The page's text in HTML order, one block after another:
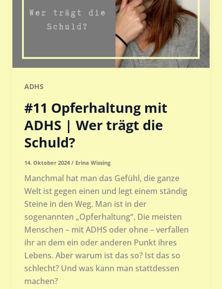
ADHS
#11 Opferhaltung mit
ADHS | Wer trägt die
Schuld?
14. Oktober 2024 / Erina Wissing
Manchmal hat man das Gefühl, die ganze
Welt ist gegen einen und legt einem ständig
Steine in den Weg. Man ist in der
sogenannten „Opferhaltung“. Die meisten
Menschen – mit ADHS oder ohne – verfallen
ihr an dem ein oder anderen Punkt ihres
Lebens. Aber warum ist das so? Ist das so
schlecht? Und was kann man stattdessen
machen?